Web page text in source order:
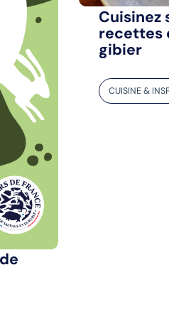
Cuisinez
recettes
gibier
CUISINE &